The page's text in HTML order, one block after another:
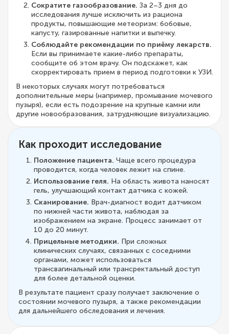
Сократите газообразование. За 2–3 дня до
исследования лучше исключить из рациона
продукты, повышающие метеоризм: бобовые,
капусту, газированные напитки и выпечку.
Соблюдайте рекомендации по приёму лекарств.
Если вы принимаете какие-либо препараты,
сообщите об этом врачу. Он подскажет, как
скорректировать прием в период подготовки к УЗИ.
В некоторых случаях могут потребоваться
дополнительные меры (например, промывание мочевого
пузыря), если есть подозрение на крупные камни или
другие новообразования, затрудняющие визуализацию.
Как проходит исследование
Положение пациента. Чаще всего процедура
проводится, когда человек лежит на спине.
Использование геля. На область живота наносят
гель, улучшающий контакт датчика с кожей.
Сканирование. Врач-диагност водит датчиком
по нижней части живота, наблюдая за
изображением на экране. Процесс занимает от
10 до 20 минут.
Прицельные методики. При сложных
клинических случаях, связанных с соседними
органами, может использоваться
трансвагинальный или трансректальный доступ
для более детальной оценки.
В результате пациент сразу получает заключение о
состоянии мочевого пузыря, а также рекомендации
для дальнейшего обследования и лечения.